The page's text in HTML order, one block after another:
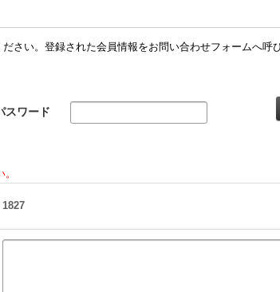
さい。登録された会員情報をお問い合わせフォームへ呼
スワード
1827